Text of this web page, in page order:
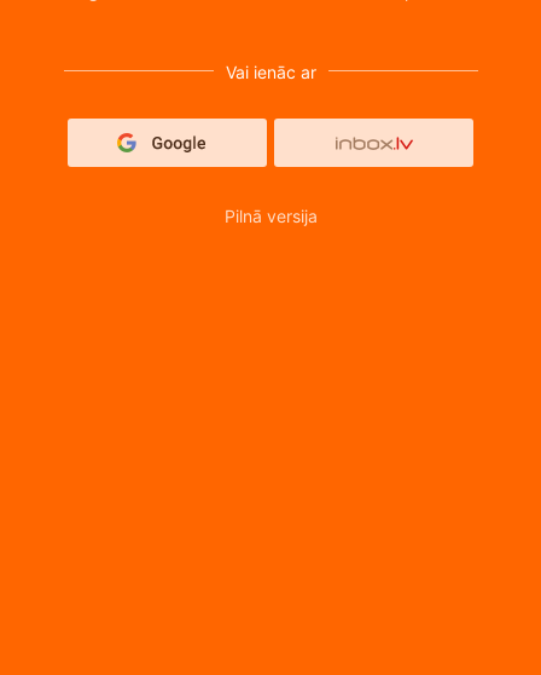
Vai ienāc ar
Pilnā versija